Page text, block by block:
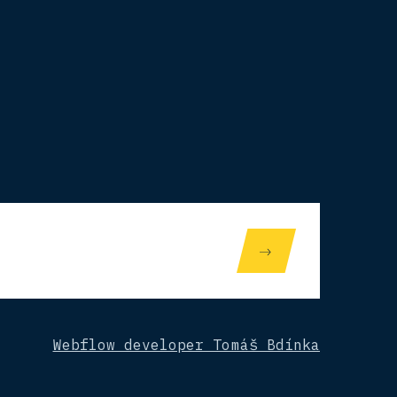
Webflow developer Tomáš Bdínka